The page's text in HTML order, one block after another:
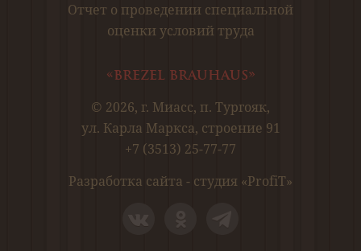
Отчет о проведении специальной
оценки условий труда
«Brezel Brauhaus»
© 2026, г. Миасс, п. Тургояк,
ул. Карла Маркса, строение 91
+7 (3513) 25-77-77
Разработка сайта - студия «ProfiT»